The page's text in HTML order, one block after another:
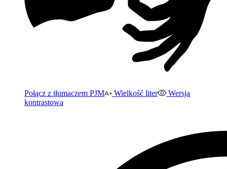
Połącz z tłumaczem PJM Wielkość liter
Wersja
kontrastowa